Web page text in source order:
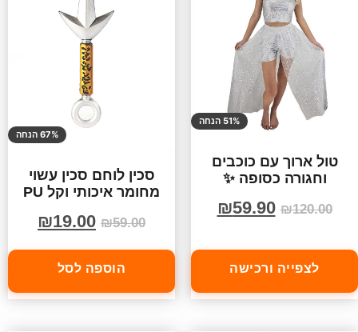
51% הנחה
טול ארוך עם כוכבים
וחגורה כסופה ✨
₪120.00
₪59.90
לצפייה ורכישה
67% הנחה
סכין לוחם סכין עשוי
מחומר איכותי וקל PU
₪59.00
₪19.00
הוספה לסל